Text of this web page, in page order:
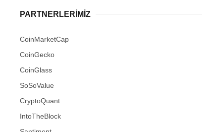
PARTNERLERIMIZ
CoinMarketCap
CoinGecko
CoinGlass
SoSoValue
CryptoQuant
IntoTheBlock